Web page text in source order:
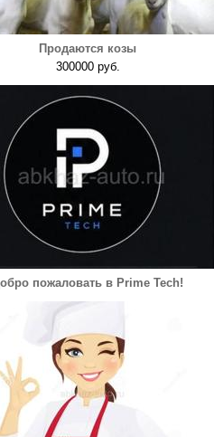
Продаются козы
300000 руб.
пожаловать в Prime Tech!